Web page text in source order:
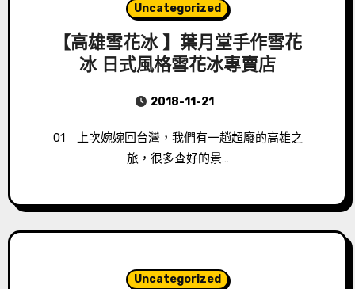
Uncategorized
【高雄雪花冰 】葉月堂手作雪花
冰 日式風格雪花冰專賣店
2018-11-21
01｜上次婉婉回台灣，我們有一趟超廢的高雄之
旅，很多查好的景…
Uncategorized